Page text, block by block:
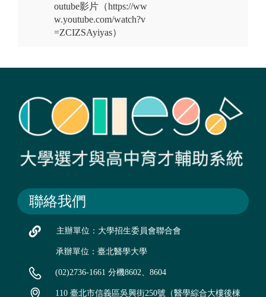
outube影片（https://ww
w.youtube.com/watch?v
=ZCIZSAyiyas）
聯絡我們
主辦單位：大學招生委員會聯合會
承辦單位：臺北醫學大學
(02)2736-1661 分機8602、8604
110 臺北市信義區吳興街250號（醫學綜合大樓後棟